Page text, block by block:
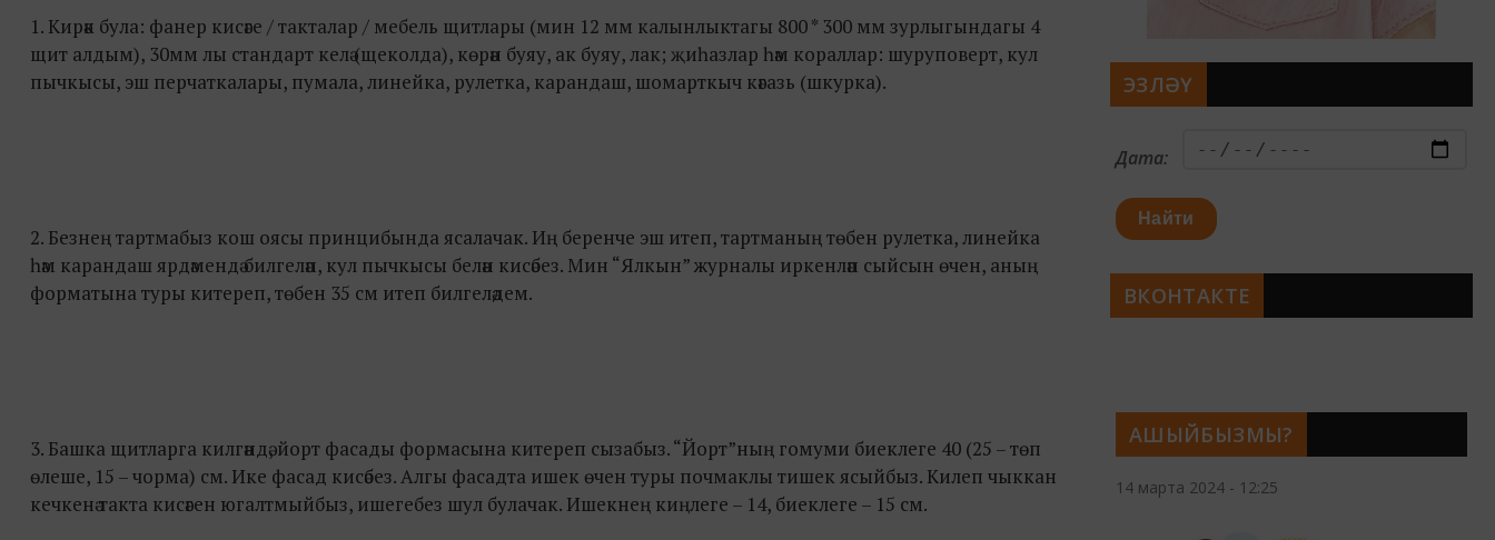
1. Кирәк була: фанер кисәге / такталар / мебель щитлары (мин 12 мм калынлыктагы 800 * 300 мм зурлыгындагы 4
щит алдым), 30мм лы стандарт келә (щеколда), көрән буяу, ак буяу, лак; җиһазлар һәм кораллар: шуруповерт, кул
пычкысы, эш перчаткалары, пумала, линейка, рулетка, карандаш, шомарткыч кәгазь (шкурка).
2. Безнең тартмабыз кош оясы принцибында ясалачак. Иң беренче эш итеп, тартманың төбен рулетка, линейка
һәм карандаш ярдәмендә билгеләп, кул пычкысы белән кисәбез. Мин “Ялкын” журналы иркенләп сыйсын өчен, аның
форматына туры китереп, төбен 35 см итеп билгеләдем.
3. Башка щитларга килгәндә, йорт фасады формасына китереп сызабыз. “Йорт”ның гомуми биеклеге 40 (25 – төп
өлеше, 15 – чорма) см. Ике фасад кисәбез. Алгы фасадта ишек өчен туры почмаклы тишек ясыйбыз. Килеп чыккан
кечкенә такта кисәген югалтмыйбыз, ишегебез шул булачак. Ишекнең киңлеге – 14, биеклеге – 15 см.
АШЫЙБЫЗМЫ?
14 марта 2024 - 12:25
ЭЗЛӘҮ
Дата:
Найти
ВКОНТАКТЕ